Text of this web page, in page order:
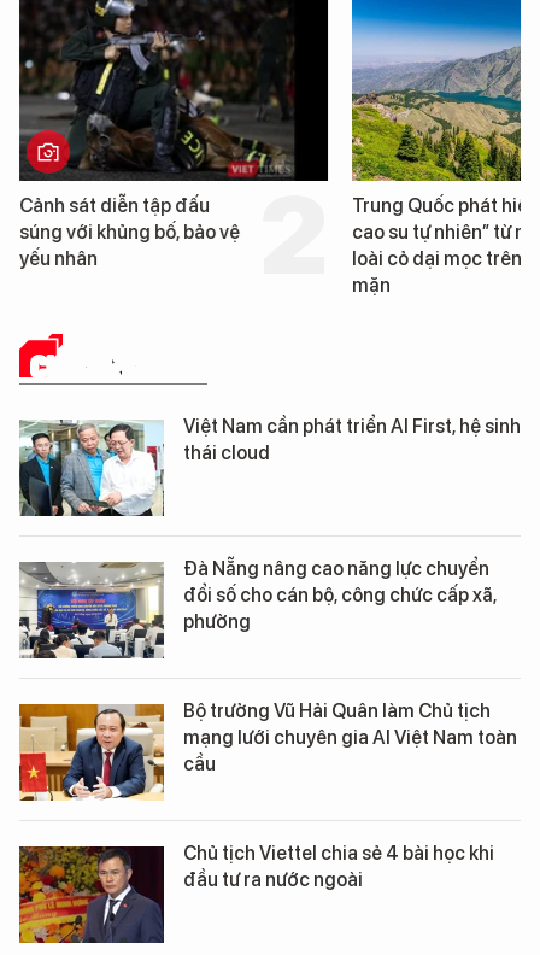
Trung Quốc phát hiện “mỏ
cao su tự nhiên” từ một
loài cỏ dại mọc trên đất
Loạt dự án bất
Đà Nẵng sắp bị
CHUYỂN ĐỔI SỐ
Việt Nam cần phát triển AI First, hệ sinh
thái cloud
Đà Nẵng nâng cao năng lực chuyển
đổi số cho cán bộ, công chức cấp xã,
phường
Bộ trưởng Vũ Hải Quân làm Chủ tịch
mạng lưới chuyên gia AI Việt Nam toàn
cầu
Chủ tịch Viettel chia sẻ 4 bài học khi
đầu tư ra nước ngoài